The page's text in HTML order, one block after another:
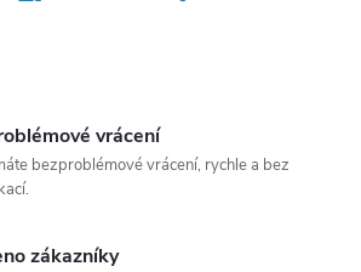
vrácení
bezproblémové vrácení, rychle a bez
zákazníky